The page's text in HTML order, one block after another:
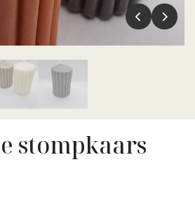
stompkaars